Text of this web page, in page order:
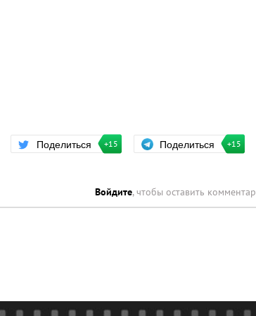
Поделиться +15 Поделиться +15
Войдите, чтобы оставить